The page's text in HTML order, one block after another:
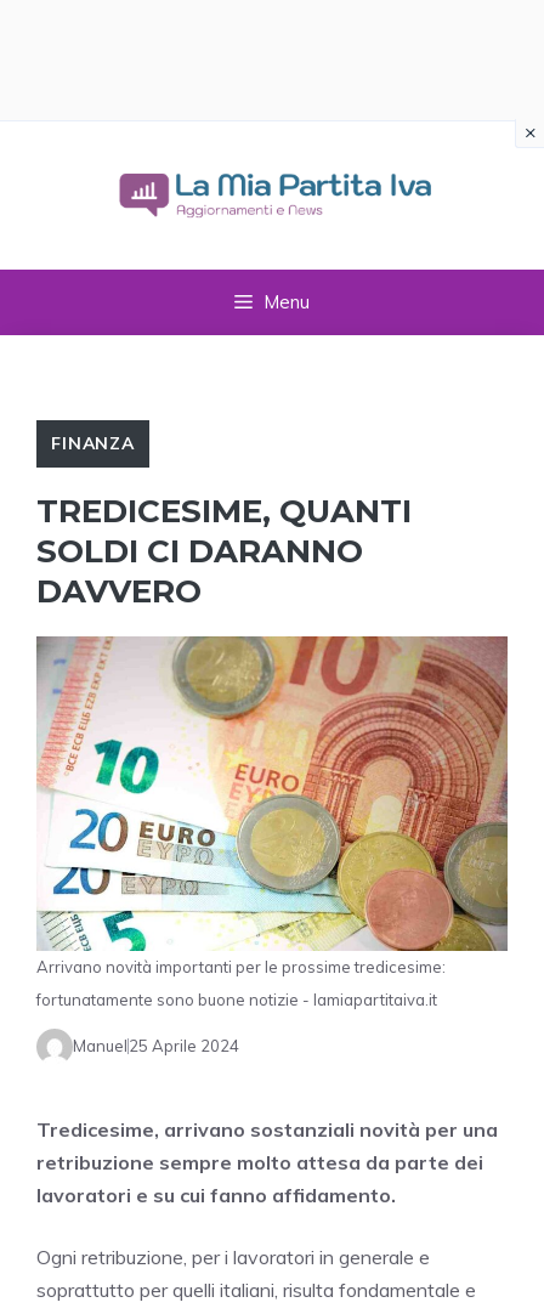
Menu
FINANZA
TREDICESIME, QUANTI
SOLDI CI DARANNO
DAVVERO
Arrivano novità importanti per le prossime tredicesime:
fortunatamente sono buone notizie - lamiapartitaiva.it
Manuel25 Aprile 2024
Tredicesime, arrivano sostanziali novità per una
retribuzione sempre molto attesa da parte dei
lavoratori e su cui fanno affidamento.
Ogni retribuzione, per i lavoratori in generale e
soprattutto per quelli italiani, risulta fondamentale e
×